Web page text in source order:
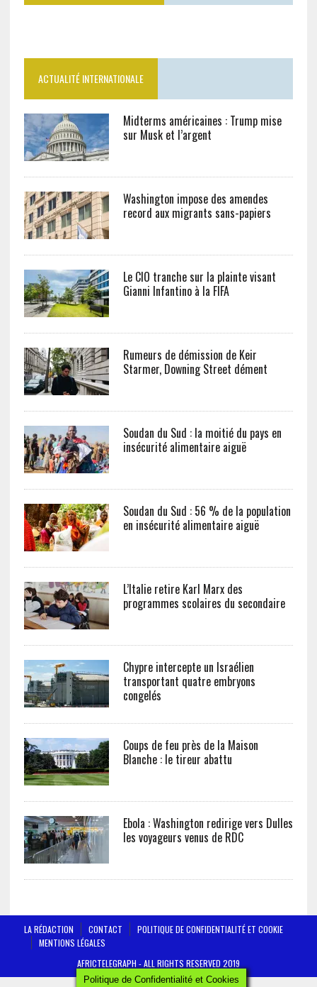
ACTUALITÉ INTERNATIONALE
Midterms américaines : Trump mise
sur Musk et l’argent
Washington impose des amendes
record aux migrants sans-papiers
Le CIO tranche sur la plainte visant
Gianni Infantino à la FIFA
Rumeurs de démission de Keir
Starmer, Downing Street dément
Soudan du Sud : la moitié du pays en
insécurité alimentaire aiguë
Soudan du Sud : 56 % de la population
en insécurité alimentaire aiguë
L’Italie retire Karl Marx des
programmes scolaires du secondaire
Chypre intercepte un Israélien
transportant quatre embryons
congelés
Coups de feu près de la Maison
Blanche : le tireur abattu
Ebola : Washington redirige vers Dulles
les voyageurs venus de RDC
LA RÉDACTION CONTACT
POLITIQUE DE CONFIDENTIALITÉ ET COOKIE
MENTIONS LÉGALES
AFRICTELEGRAPH - ALL RIGHTS RESERVED 2019
Politique de Confidentialité et Cookies